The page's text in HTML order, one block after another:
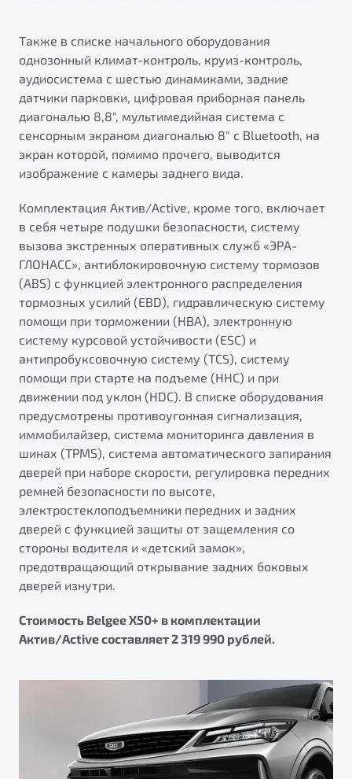
Также в списке начального оборудования
однозонный климат-контроль, круиз-контроль,
аудиосистема с шестью динамиками, задние
датчики парковки, цифровая приборная панель
диагональю 8,8", мультимедийная система с
сенсорным экраном диагональю 8" с Bluetooth, на
экран которой, помимо прочего, выводится
изображение с камеры заднего вида.
Комплектация Актив/Active, кроме того, включает
в себя четыре подушки безопасности, систему
вызова экстренных оперативных служб «ЭРА-
ГЛОНАСС», антиблокировочную систему тормозов
(ABS) с функцией электронного распределения
тормозных усилий (EBD), гидравлическую систему
помощи при торможении (HBA), электронную
систему курсовой устойчивости (ESС) и
антипробуксовочную систему (TCS), систему
помощи при старте на подъеме (HHC) и при
движении под уклон (HDC). В списке оборудования
предусмотрены противоугонная сигнализация,
иммобилайзер, система мониторинга давления в
шинах (TPMS), система автоматического запирания
дверей при наборе скорости, регулировка передних
ремней безопасности по высоте,
электростеклоподъемники передних и задних
дверей с функцией защиты от защемления со
стороны водителя и «детский замок»,
предотвращающий открывание задних боковых
дверей изнутри.
Стоимость Belgee X50+ в комплектации
Актив/Active составляет 2 319 990 рублей.